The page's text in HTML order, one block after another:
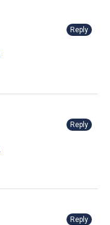
Reply
Reply
Reply